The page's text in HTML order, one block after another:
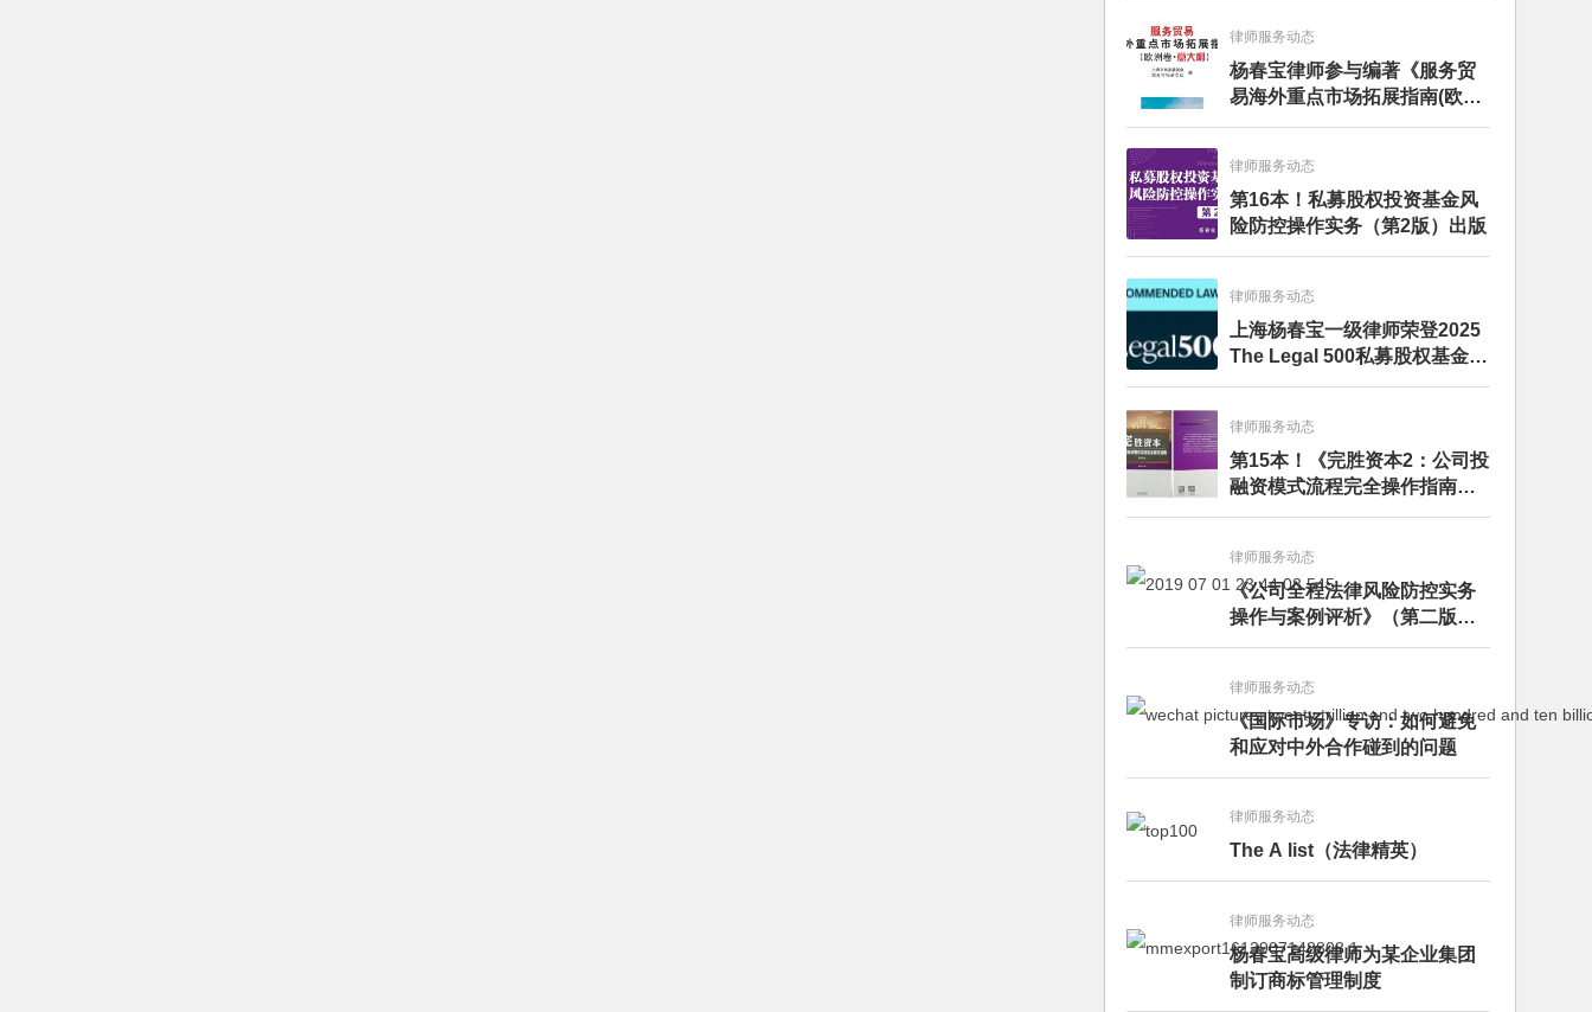
律师服务动态
杨春宝律师参与编著《服务贸
易海外重点市场拓展指南(欧洲
卷·意大利)》
律师服务动态
第16本！私募股权投资基金风
险防控操作实务（第2版）出版
律师服务动态
上海杨春宝一级律师荣登2025
The Legal 500私募股权基金律
师榜单
律师服务动态
第15本！《完胜资本2：公司投
融资模式流程完全操作指南》
（第四版）出版
律师服务动态
《公司全程法律风险防控实务
操作与案例评析》（第二版）
出版发行
律师服务动态
《国际市场》专访：如何避免
和应对中外合作碰到的问题
律师服务动态
The A list（法律精英）
律师服务动态
杨春宝高级律师为某企业集团
制订商标管理制度